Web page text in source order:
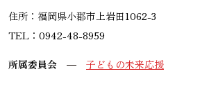
住所：福岡県小郡市上岩田1062-3
TEL：0942-48-8959
所属委員会 子どもの未来応援